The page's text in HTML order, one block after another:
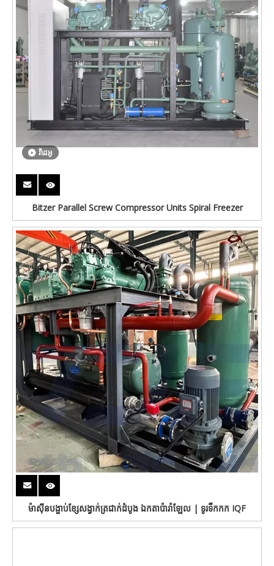
វីដេអូ
Bitzer Parallel Screw Compressor Units Spiral Freezer
ម៉ាស៊ីនបង្ហាប់ខ្សែសង្វាក់ត្រជាក់ដំបូង ឯកតាប៉ារ៉ាឡែល | ទូរទឹកកក IQF